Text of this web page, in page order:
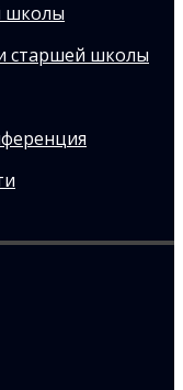
школы
старшей школы